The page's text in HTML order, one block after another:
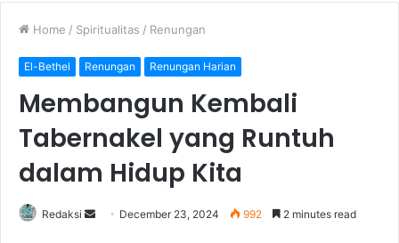
Home / Spiritualitas / Renungan
El-Bethel Renungan Renungan Harian
Membangun Kembali
Tabernakel yang Runtuh
dalam Hidup Kita
Redaksi December 23, 2024 992 2 minutes read